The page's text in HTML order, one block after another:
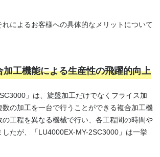
によるお客様への具体的なメリットについて
加工機能による生産性の飛躍的向上
」は、旋盤加工だけでなくフライス加
の加工を一台で行うことができる複合加工機
の工程を異なる機械で行い、各工程間の時間や
たが、「LU4000EX-MY-2SC3000」は一挙